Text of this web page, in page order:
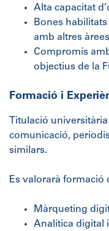
Alta capacitat
Bones
amb altres
Compromís
objectius de la
Formació i
Titulació
comunicació,
similars.
Es valorarà
Màrqueting
Analítica digital